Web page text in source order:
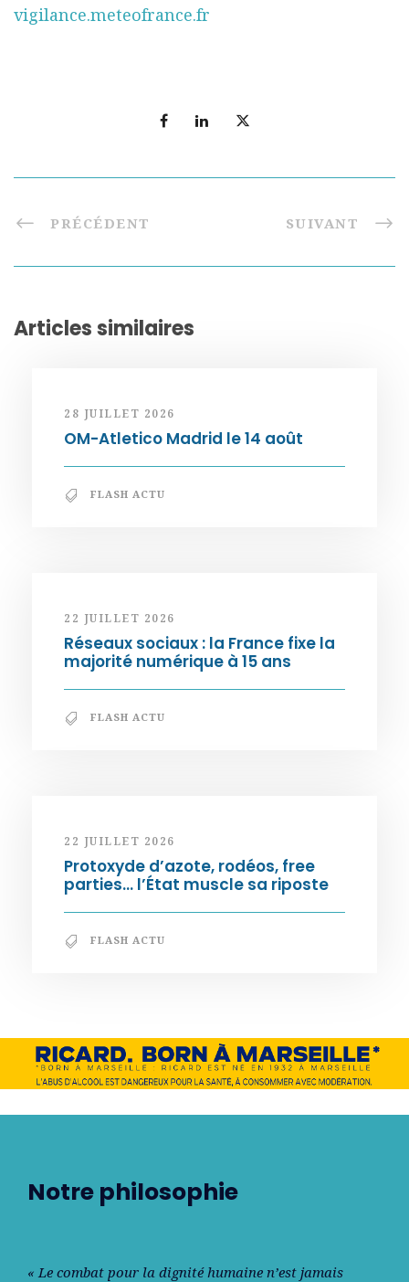
vigilance.meteofrance.fr
PRÉCÉDENT SUIVANT
Articles similaires
28 JUILLET 2026
OM-Atletico Madrid le 14 août
FLASH ACTU
22 JUILLET 2026
Réseaux sociaux : la France fixe la
majorité numérique à 15 ans
FLASH ACTU
22 JUILLET 2026
Protoxyde d’azote, rodéos, free
parties… l’État muscle sa riposte
FLASH ACTU
Notre philosophie
« Le combat pour la dignité humaine n’est jamais